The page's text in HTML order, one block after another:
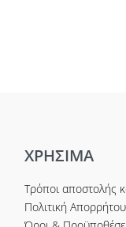
ΧΡΗΣΙΜΑ
Τρόποι αποστολής
Πολιτική Απορρήτου